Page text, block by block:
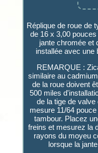
Réplique de roue de
de 16 x 3,00
jante chromée et
installée avec une
REMARQUE :
similaire au
de la roue doivent
500 miles
de la tige de
mesure 11/64
tambour. Placez
freins et mesurez la
rayons du moyeu
lorsque la